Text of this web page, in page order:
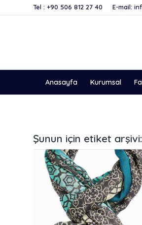
Tel : +90 506 812 27 40 E-mail:
Anasayfa Kurumsal
Şunun için etiket arşivi: